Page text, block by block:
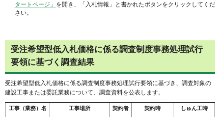
タートページ」 を開き、「入札情報」と書かれたボタンをクリックしてくだ
さい。
受注希望型低入札価格に係る調査制度事務処理試行
要領に基づく調査結果
受注希望型低入札価格に係る調査制度事務処理試行要領に基づき、調査対象の
建設工事または委託業務について、調査資料を公表します。
工事（業務）名 工事場所 契約者 契約時 しゅん工時